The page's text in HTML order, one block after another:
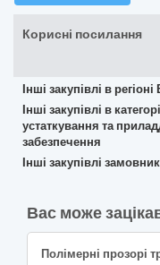
Корисні посилання
Інші закупівлі в
Інші закупівлі в
устаткування та
забезпечення
Інші закупівлі
Вас може